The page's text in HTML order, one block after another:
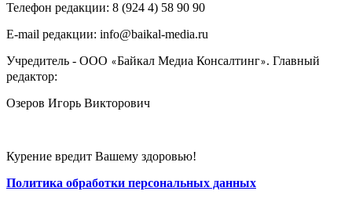
Телефон редакции: ‎‎8 (924 4) 58 90 90
E-mail редакции: info@baikal-media.ru
Учредитель - ООО «Байкал Медиа Консалтинг». Главный
редактор:
Озеров Игорь Викторович
Курение вредит Вашему здоровью!
Политика обработки персональных данных